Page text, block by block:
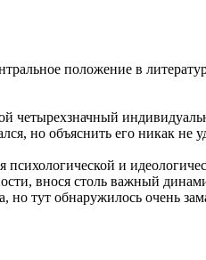
положение в
четырехзначный
но объяснить его никак не
и
внося столь важный
тут обнаружилось очень